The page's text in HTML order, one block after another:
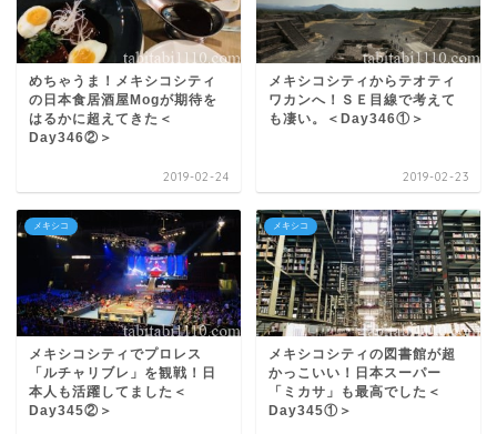
めちゃうま！メキシコシティ
の日本食居酒屋Mogが期待を
はるかに超えてきた＜
Day346②＞
2019-02-24
メキシコシティからテオティ
ワカンへ！ＳＥ目線で考えて
も凄い。＜Day346①＞
2019-02-23
メキシコ
メキシコシティでプロレス
「ルチャリブレ」を観戦！日
本人も活躍してました＜
Day345②＞
メキシコ
メキシコシティの図書館が超
かっこいい！日本スーパー
「ミカサ」も最高でした＜
Day345①＞